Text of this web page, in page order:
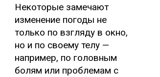
Некоторые замечают
изменение погоды не
только по взгляду в окно,
но и по своему телу —
например, по головным
болям или проблемам с